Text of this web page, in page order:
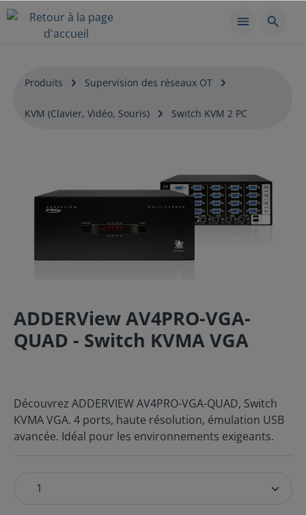
Produits Supervision des réseaux OT
KVM (Clavier, Vidéo, Souris) Switch KVM 2 PC
ADDERView AV4PRO-VGA-
QUAD - Switch KVMA VGA
Découvrez ADDERVIEW AV4PRO-VGA-QUAD, Switch
KVMA VGA. 4 ports, haute résolution, émulation USB
avancée. Idéal pour les environnements exigeants.